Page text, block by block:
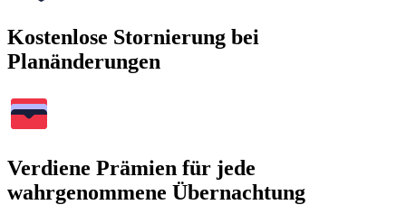
Kostenlose Stornierung bei
Planänderungen
Verdiene Prämien für jede
wahrgenommene Übernachtung